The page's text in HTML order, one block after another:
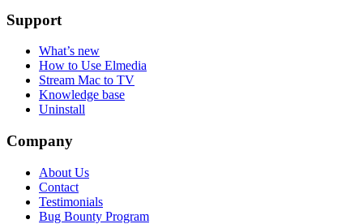
Support
What’s new
How to Use Elmedia
Stream Mac to TV
Knowledge base
Uninstall
Company
About Us
Contact
Testimonials
Bug Bounty Program